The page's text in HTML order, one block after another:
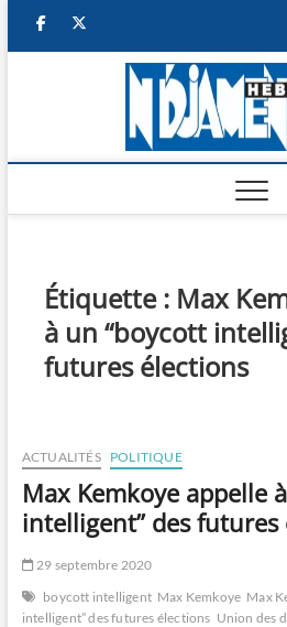
facebook
Étiquette : Max
à un “boycott
futures élections
ACTUALITÉS POLITIQUE
Max Kemkoye appelle
intelligent” des futures
29 septembre 2020
boycott intelligent Max Kemkoye Max
intelligent” des futures élections Union des